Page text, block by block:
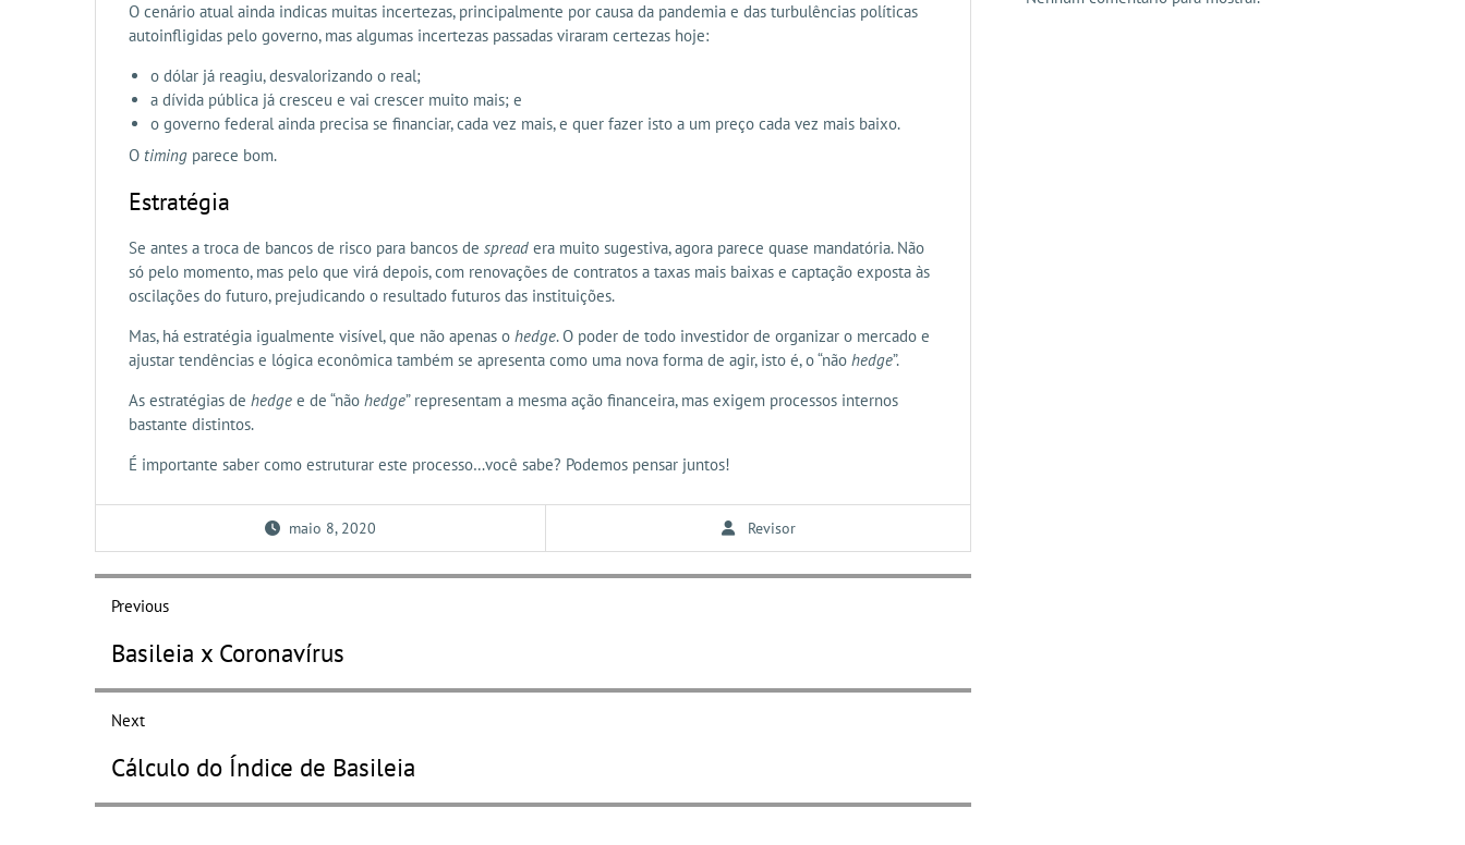
O cenário atual ainda indicas muitas incertezas, principalmente por causa da pandemia e das turbulências políticas
autoinfligidas pelo governo, mas algumas incertezas passadas viraram certezas hoje:
o dólar já reagiu, desvalorizando o real;
a dívida pública já cresceu e vai crescer muito mais; e
o governo federal ainda precisa se financiar, cada vez mais, e quer fazer isto a um preço cada vez mais baixo.
O timing parece bom.
Estratégia
Se antes a troca de bancos de risco para bancos de spread era muito sugestiva, agora parece quase mandatória. Não
só pelo momento, mas pelo que virá depois, com renovações de contratos a taxas mais baixas e captação exposta às
oscilações do futuro, prejudicando o resultado futuros das instituições.
Mas, há estratégia igualmente visível, que não apenas o hedge. O poder de todo investidor de organizar o mercado e
ajustar tendências e lógica econômica também se apresenta como uma nova forma de agir, isto é, o “não hedge”.
As estratégias de hedge e de “não hedge” representam a mesma ação financeira, mas exigem processos internos
bastante distintos.
É importante saber como estruturar este processo…você sabe? Podemos pensar juntos!
maio 8, 2020 Revisor
Navegação
de
Post
Previous
post:
Basileia x Coronavírus
Next
post:
Cálculo do Índice de Basileia